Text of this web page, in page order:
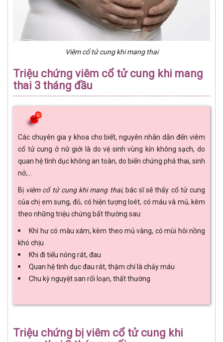
Viêm cổ tử cung khi mang thai
Triệu chứng viêm cổ tử cung khi mang
thai 3 tháng đầu
Các chuyên gia y khoa cho biết, nguyên nhân dẫn đến viêm
cổ tử cung ở nữ giới là do vệ sinh vùng kín không sạch, do
quan hệ tình dục không an toàn, do biến chứng phá thai, sinh
nở,...
Bị viêm cổ tử cung khi mang thai, bác sĩ sẽ thấy cổ tử cung
của chị em sưng, đỏ, có hiện tượng loét, có máu và mủ, kèm
theo những triệu chứng bất thường sau:
Khí hư có màu xám, kèm theo mủ vàng, có mùi hôi nồng
khó chịu
Khi đi tiểu nóng rát, đau
Quan hệ tình dục đau rát, thậm chí là chảy máu
Chu kỳ nguyệt san rối loạn, thất thường
Triệu chứng bị viêm cổ tử cung khi